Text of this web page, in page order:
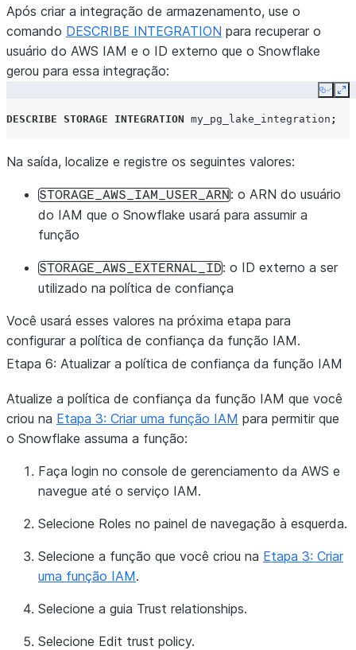
Após criar a integração de armazenamento, use o
comando DESCRIBE INTEGRATION para recuperar o
usuário do AWS IAM e o ID externo que o Snowflake
gerou para essa integração:
Copy
DESCRIBE STORAGE INTEGRATION my_pg_lake_integration ;
Na saída, localize e registre os seguintes valores:
STORAGE_AWS_IAM_USER_ARN: o ARN do usuário
do IAM que o Snowflake usará para assumir a
função
STORAGE_AWS_EXTERNAL_ID: o ID externo a ser
utilizado na política de confiança
Você usará esses valores na próxima etapa para
configurar a política de confiança da função IAM.
Etapa 6: Atualizar a política de confiança da função IAM
Atualize a política de confiança da função IAM que você
criou na Etapa 3: Criar uma função IAM para permitir que
o Snowflake assuma a função:
Faça login no console de gerenciamento da AWS e
navegue até o serviço IAM.
Selecione Roles no painel de navegação à esquerda.
Selecione a função que você criou na Etapa 3: Criar
uma função IAM.
Selecione a guia Trust relationships.
Selecione Edit trust policy.